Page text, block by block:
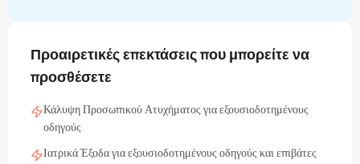
Προαιρετικές επεκτάσεις που μπορείτε να
προσθέσετε
Κάλυψη Προσωπικού Ατυχήματος για εξουσιοδοτημένους
οδηγούς
Ιατρικά Έξοδα για εξουσιοδοτημένους οδηγούς και επιβάτες